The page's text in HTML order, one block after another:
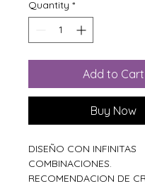
Quantity *
Add to Cart
Buy Now
DISEÑO CON INFINITAS
COMBINACIONES.
RECOMENDACION DE